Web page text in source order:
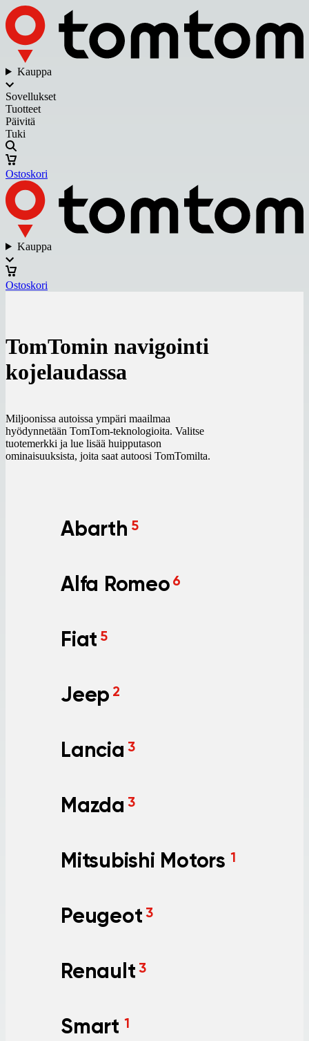
Kauppa
Sovellukset
Tuotteet
Päivitä
Tuki
Ostoskori
Kauppa
Ostoskori
TomTomin navigointi
kojelaudassa
Miljoonissa autoissa ympäri maailmaa
hyödynnetään TomTom-teknologioita. Valitse
tuotemerkki ja lue lisää huipputason
ominaisuuksista, joita saat autoosi TomTomilta.
Abarth 5
Alfa Romeo 6
Fiat 5
Jeep 2
Lancia 3
Mazda 3
Mitsubishi Motors 1
Peugeot 3
Renault 3
Smart 1